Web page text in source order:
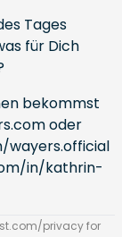
Tages
für Dich
bekommst
oder
wayers.official
in/kathrin-
privacyfor